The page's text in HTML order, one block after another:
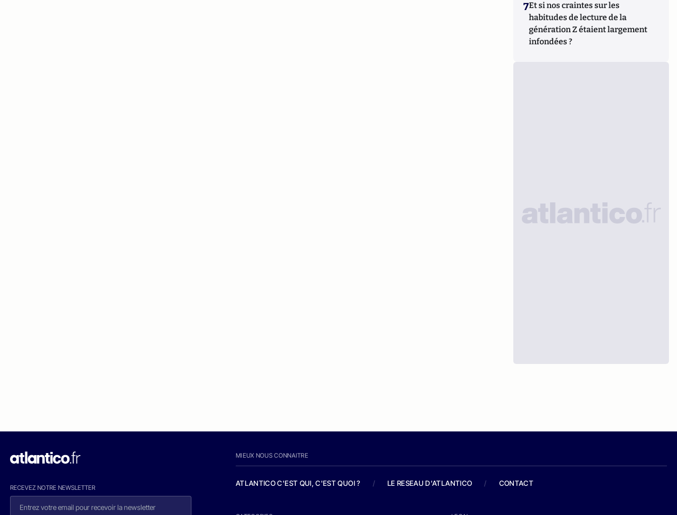
7Et si nos craintes sur les
habitudes de lecture de la
génération Z étaient largement
infondées ?
RECEVEZ NOTRE NEWSLETTER
MIEUX NOUS CONNAITRE
ATLANTICO C'EST QUI, C'EST QUOI ? / LE RESEAU D'ATLANTICO / CONTACT